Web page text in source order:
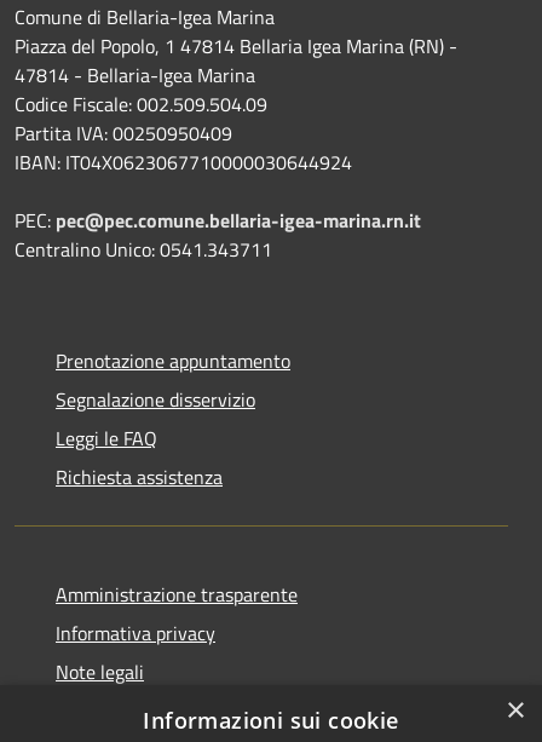
Comune di Bellaria-Igea Marina
Piazza del Popolo, 1 47814 Bellaria Igea Marina (RN) -
47814 - Bellaria-Igea Marina
Codice Fiscale: 002.509.504.09
Partita IVA: 00250950409
IBAN: IT04X0623067710000030644924
PEC: pec@pec.comune.bellaria-igea-marina.rn.it
Centralino Unico: 0541.343711
Prenotazione appuntamento
Segnalazione disservizio
Leggi le FAQ
Richiesta assistenza
Amministrazione trasparente
Informativa privacy
Note legali
Dichiarazione di accessibilità
×
Informazioni sui cookie